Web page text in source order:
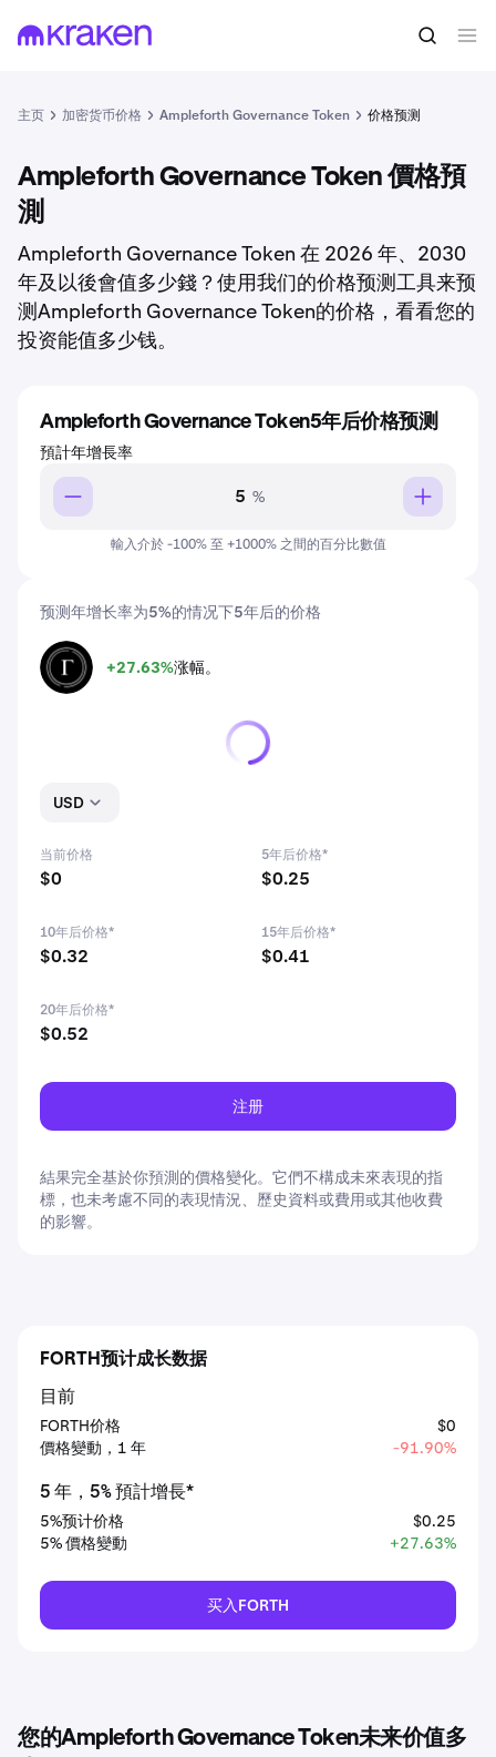
主页 加密货币价格 Ampleforth Governance Token 价格预测
Ampleforth Governance Token 價格預
測
Ampleforth Governance Token 在 2026 年、2030
年及以後會值多少錢？使用我们的价格预测工具来预
测Ampleforth Governance Token的价格，看看您的
投资能值多少钱。
预测年增长率为5%的情况下5年后的价格
+27.63%涨幅。
USD
当前价格
$0
5年后价格*
$0.25
10年后价格*
$0.32
15年后价格*
$0.41
20年后价格*
$0.52
注册
結果完全基於你預測的價格變化。它們不構成未來表現的指
標，也未考慮不同的表現情況、歷史資料或費用或其他收費
的影響。
FORTH预计成长数据
目前
FORTH价格
$0
價格變動，1 年
-91.90%
5 年，5% 預計增長*
5%预计价格
$0.25
5% 價格變動
+27.63%
买入FORTH
您的Ampleforth Governance Token未来价值多
Ampleforth Governance Token5年后价格预测
預計年增長率
%
輸入介於 -100% 至 +1000% 之間的百分比數值